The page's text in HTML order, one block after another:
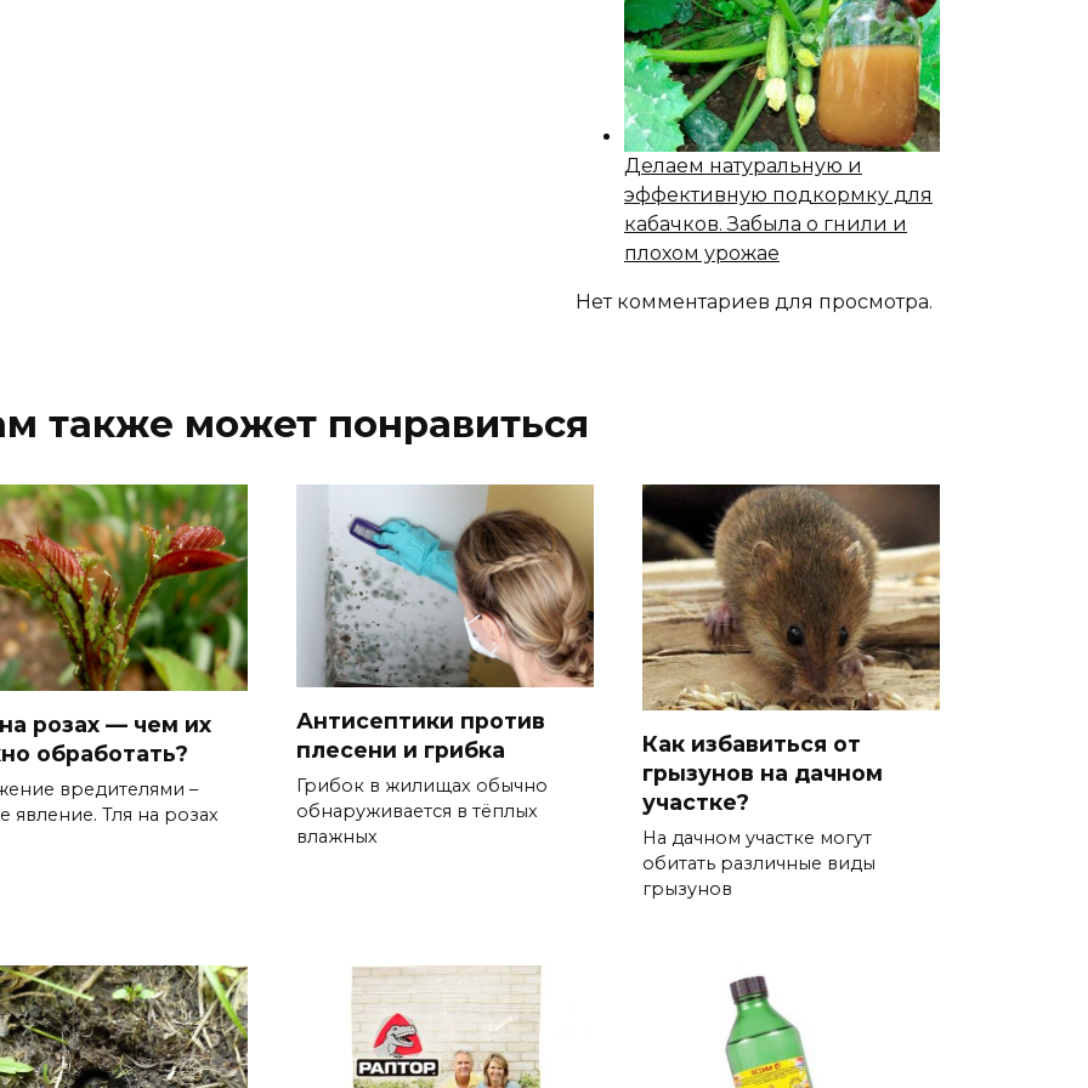
Делаем натуральную и
эффективную подкормку для
кабачков. Забыла о гнили и
плохом урожае
Нет комментариев для просмотра.
также может понравиться
розах — чем их
обработать?
вредителями –
явление. Тля на розах
Антисептики против
плесени и грибка
Грибок в жилищах обычно
обнаруживается в тёплых
влажных
Как избавиться от
грызунов на дачном
участке?
На дачном участке могут
обитать различные виды
грызунов